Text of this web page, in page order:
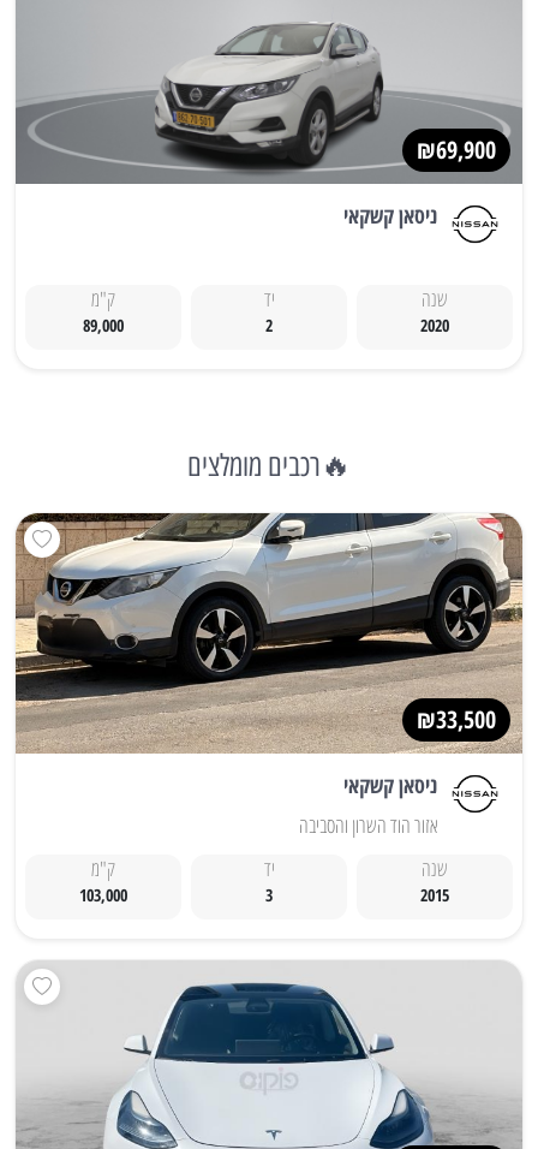
₪69,900
ניסאן קשקאי
שנה
2020
יד
2
ק"מ
89,000
🔥רכבים מומלצים
₪33,500
ניסאן קשקאי
אזור הוד השרון והסביבה
שנה
2015
יד
3
ק"מ
103,000